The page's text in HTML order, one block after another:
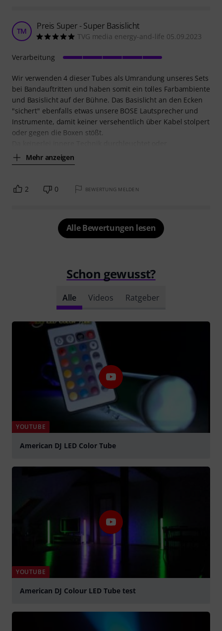
TM Preis Super - Super Basislicht
TVG media energy-and-life 05.09.2023
Wir verwenden 4 dieser Tubes als Umrandung unseres Sets
bei Bandauftritten und haben somit ein tolles Farbambiente
und Basislicht auf der Bühne. Das Basislicht an den Ecken
"sichert" ebenfalls etwas unsere BOSE Lautsprecher und
Instrumente, damit keiner versehentlich über Kabel stolpert
oder gegen die Boxen stößt.
Mehr anzeigen
Verarbeitung
2 0 BEWERTUNG MELDEN
Alle Bewertungen lesen
Schon gewusst?
Alle Videos Ratgeber
YOUTUBE
American DJ LED Color Tube
YOUTUBE
American DJ Colour LED Tube test